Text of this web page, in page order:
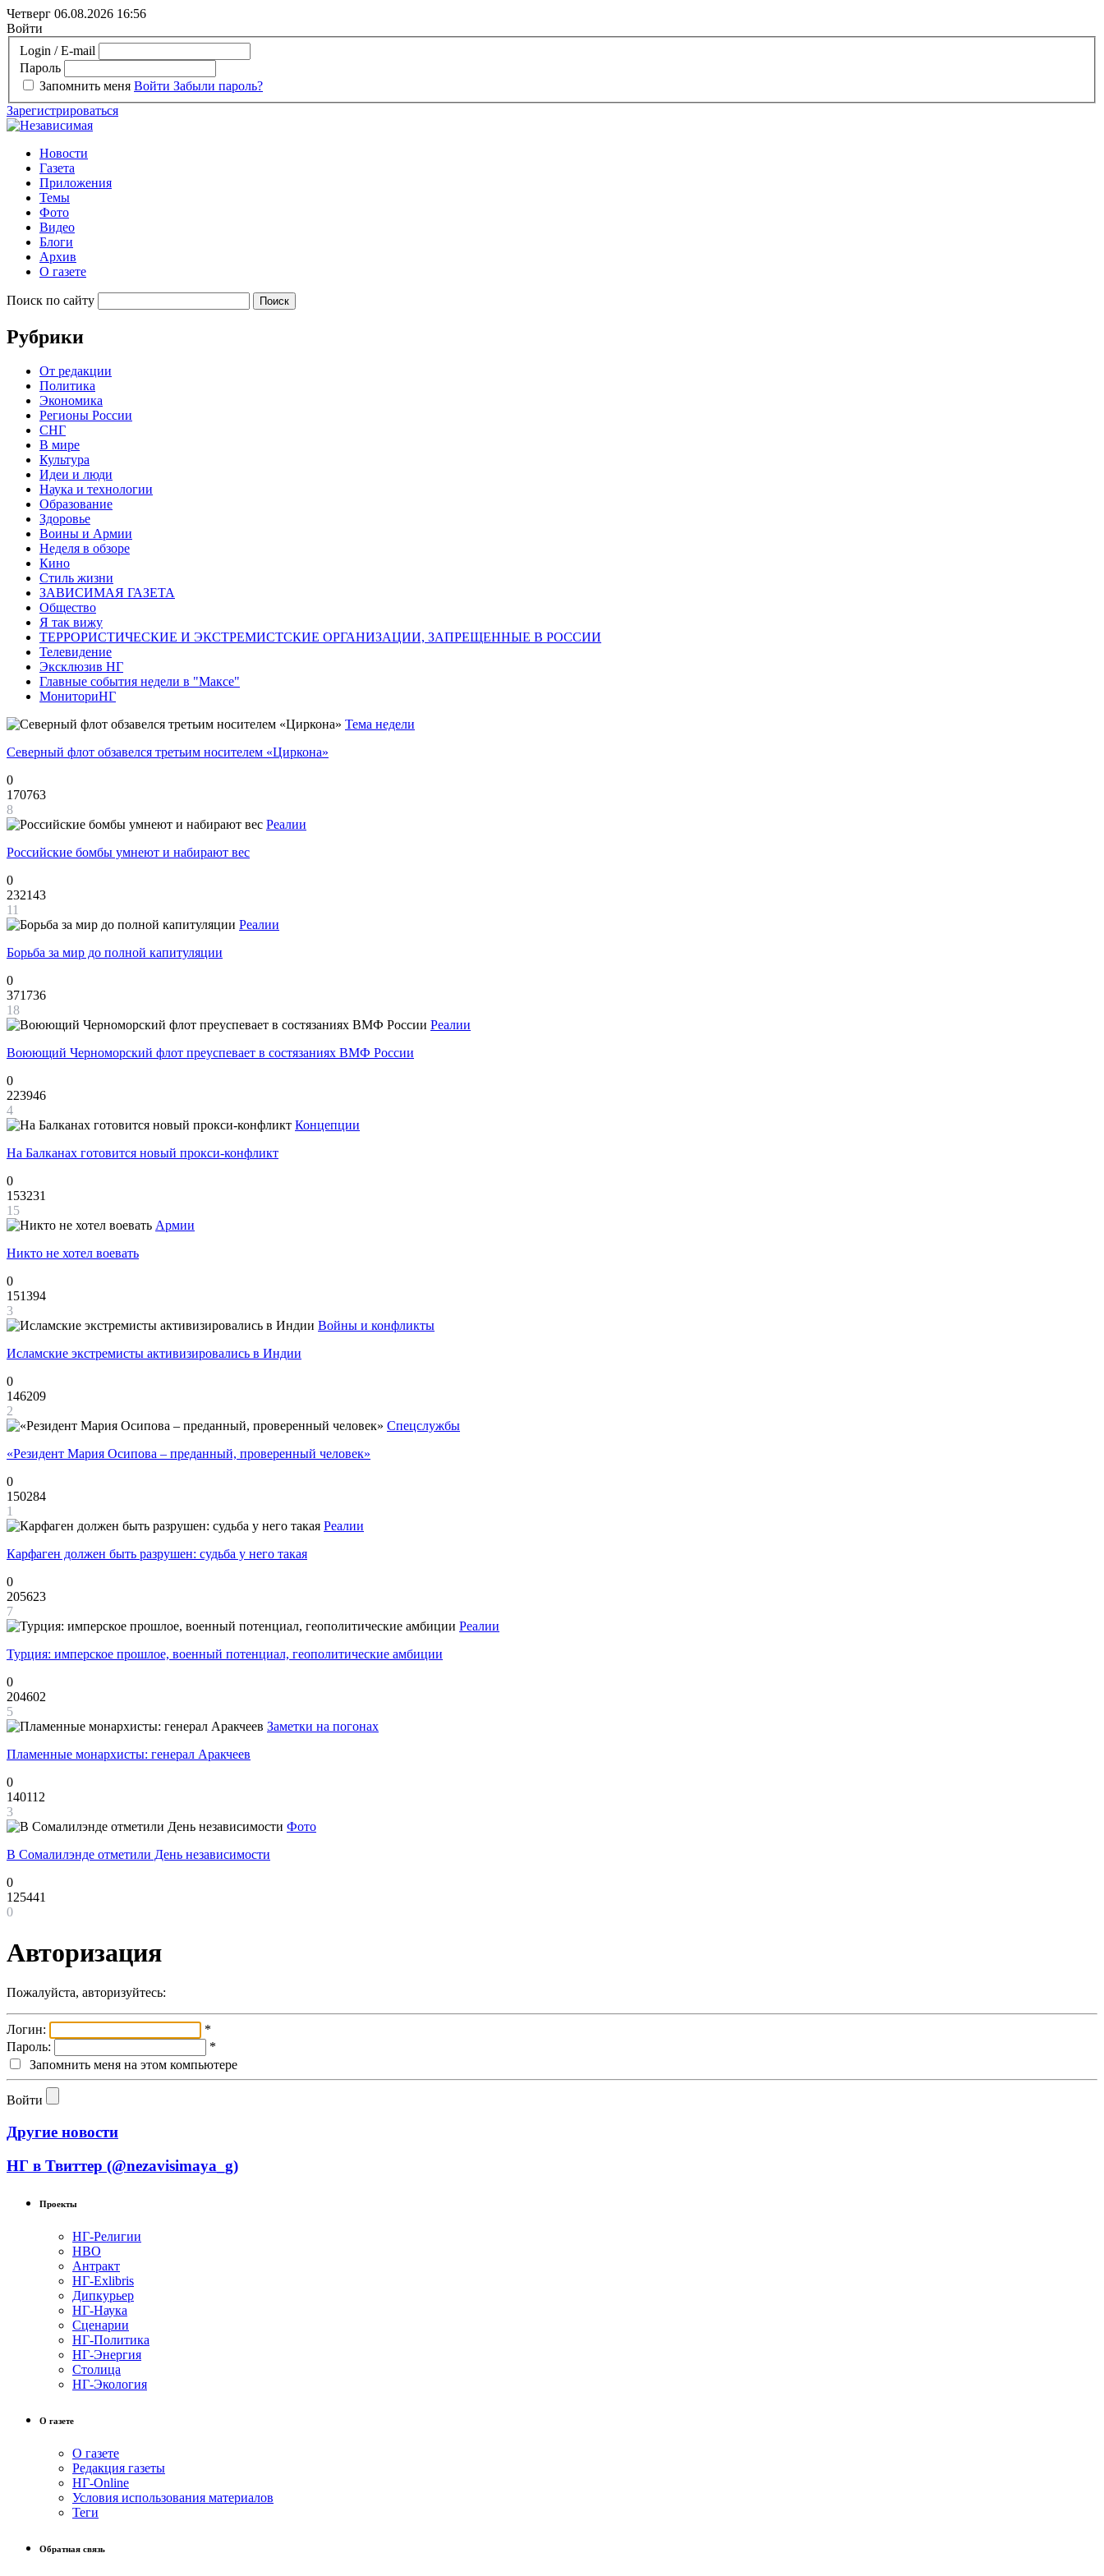
Четверг 06.08.2026 16:56
Войти
Login / E-mail
Пароль
Запомнить меня Войти Забыли пароль?
Зарегистрироваться
Новости
Газета
Приложения
Темы
Фото
Видео
Блоги
Архив
О газете
Поиск по сайту
Рубрики
От редакции
Политика
Экономика
Регионы России
СНГ
В мире
Культура
Идеи и люди
Наука и технологии
Образование
Здоровье
Воины и Армии
Неделя в обзоре
Кино
Стиль жизни
ЗАВИСИМАЯ ГАЗЕТА
Общество
Я так вижу
ТЕРРОРИСТИЧЕСКИЕ И ЭКСТРЕМИСТСКИЕ ОРГАНИЗАЦИИ, ЗАПРЕЩЕННЫЕ В РОССИИ
Телевидение
Эксклюзив НГ
Главные события недели в "Максе"
МониториНГ
Тема недели
Северный флот обзавелся третьим носителем «Циркона»
0
170763
8
Реалии
Российские бомбы умнеют и набирают вес
0
232143
11
Реалии
Борьба за мир до полной капитуляции
0
371736
18
Реалии
Воюющий Черноморский флот преуспевает в состязаниях ВМФ России
0
223946
4
Концепции
На Балканах готовится новый прокси-конфликт
0
153231
15
Армии
Никто не хотел воевать
0
151394
3
Войны и конфликты
Исламские экстремисты активизировались в Индии
0
146209
2
Спецслужбы
«Резидент Мария Осипова – преданный, проверенный человек»
0
150284
1
Реалии
Карфаген должен быть разрушен: судьба у него такая
0
205623
7
Реалии
Турция: имперское прошлое, военный потенциал, геополитические амбиции
0
204602
5
Заметки на погонах
Пламенные монархисты: генерал Аракчеев
0
140112
3
Фото
В Сомалилэнде отметили День независимости
0
125441
0
Авторизация
Пожалуйста, авторизуйтесь:
Логин:
*
Пароль:
*
Запомнить меня на этом компьютере
Войти
Другие новости
НГ в Твиттер (@nezavisimaya_g)
Проекты
НГ-Религии
НВО
Антракт
НГ-Exlibris
Дипкурьер
НГ-Наука
Сценарии
НГ-Политика
НГ-Энергия
Столица
НГ-Экология
О газете
О газете
Редакция газеты
НГ-Online
Условия использования материалов
Теги
Обратная связь